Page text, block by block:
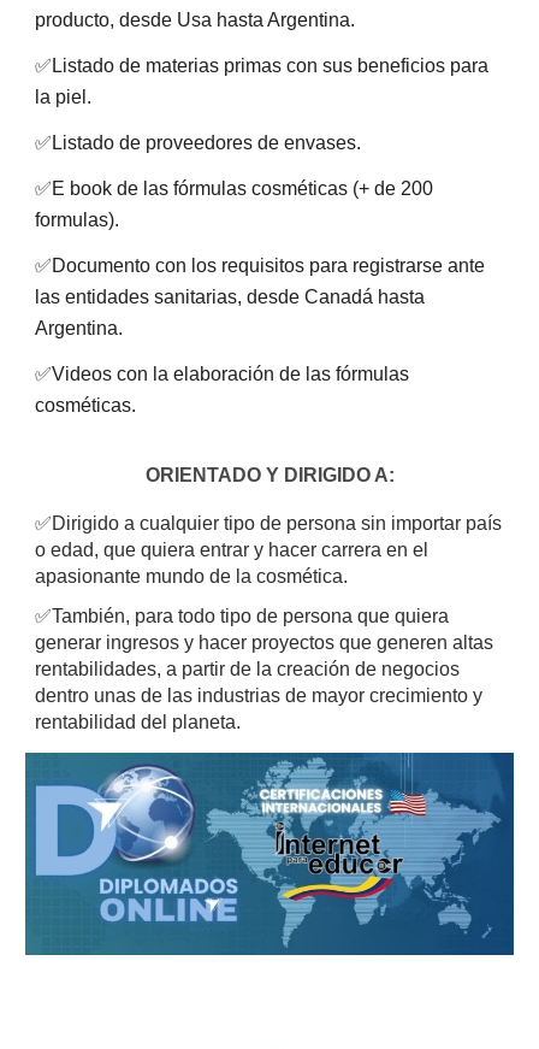
producto, desde Usa hasta Argentina.
✅ Listado de materias primas con sus beneficios para
la piel.
✅ Listado de proveedores de envases.
✅E book de las fórmulas cosméticas (+ de 200
formulas).
✅​Documento con los requisitos para registrarse ante
las entidades sanitarias, desde Canadá hasta
Argentina.
✅Videos con la elaboración de las fórmulas
cosméticas.
ORIENTADO Y DIRIGIDO A:
✅Dirigido a cualquier tipo de persona sin importar país
o edad, que quiera entrar y hacer carrera en el
apasionante mundo de la cosmética.
✅También, para todo tipo de persona que quiera
generar ingresos y hacer proyectos que generen altas
rentabilidades, a partir de la creación de negocios
dentro unas de las industrias de mayor crecimiento y
rentabilidad del planeta.